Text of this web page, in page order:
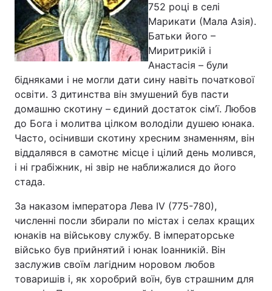
Цікавинки Погода
Екологія Регіони
Відео з Youtube Статті
Архів Вакансії
Контакти
Послуги
752 році в селі
Марикати (Мала Азія).
Батьки його –
Миритрикій і
Анастасія – були
бідняками і не могли дати сину навіть початкової
освіти. З дитинства він змушений був пасти
домашню скотину – єдиний достаток сім’ї. Любов
до Бога і молитва цілком володіли душею юнака.
Часто, осінивши скотину хресним знаменням, він
віддалявся в самотнє місце і цілий день молився,
і ні грабіжник, ні звір не наближалися до його
стада.
За наказом імператора Лева IV (775-780),
численні посли збирали по містах і селах кращих
юнаків на військову службу. В імператорське
військо був прийнятий і юнак Іоанникій. Він
заслужив своїм лагідним норовом любов
товаришів і, як хоробрий воїн, був страшним для